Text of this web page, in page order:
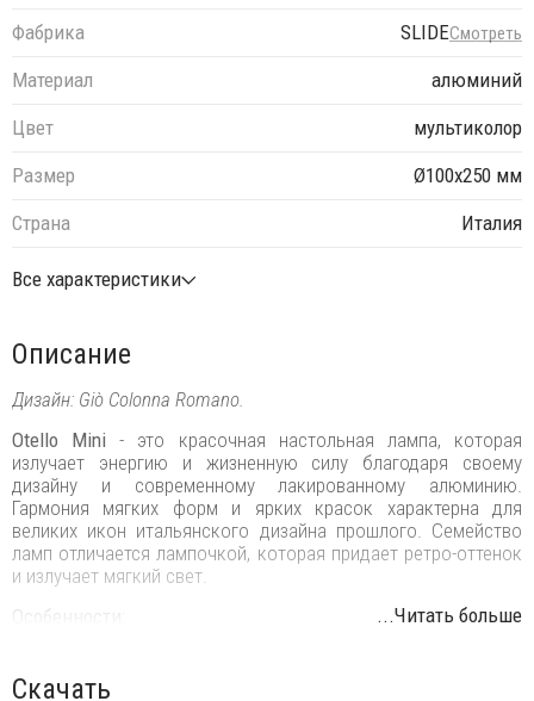
Фабрика SLIDEСмотреть
Материал
алюминий
Цвет
мультиколор
Размер
Ø100х250 мм
Страна
Италия
Все характеристики
Описание
Дизайн: Giò Colonna Romano.
Otello Mini- это красочная настольная лампа, которая
излучает энергию и жизненную силу благодаря своему
дизайну и современному лакированному алюминию.
Гармония мягких форм и ярких красок характерна для
великих икон итальянского дизайна прошлого. Семейство
ламп отличается лампочкой, которая придает ретро-оттенок
и излучает мягкий свет.
Особенности:
Версия: с подсветкой.
...Читать больше
Скачать